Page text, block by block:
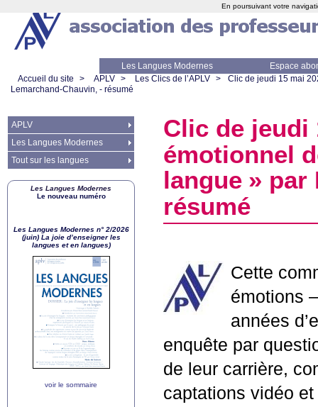
Les Langues Modernes
Espace
Accueil du site
> APLV > Les Clics de l’APLV >
Clic de jeudi 15 mai
Lemarchand-Chauvin, - résumé
Clic de jeudi
émotionnel
langue » par
résumé
Cette
émotions
années
enquête par
de leur carrière,
captations vidéo
APLV
Les Langues Modernes
Tout sur les langues
Les Langues Modernes
Le nouveau numéro
Les Langues Modernes n° 2/2026
(juin) La joie d’enseigner les
langues et en langues)
voir le sommaire
En poursuivant votre